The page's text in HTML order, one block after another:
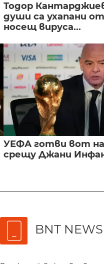
Тодор
души са ухапани
носещ вируса...
УЕФА готви вот
срещу Джани
BNT